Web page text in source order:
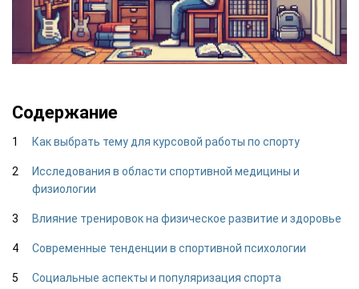
Содержание
Как выбрать тему для курсовой работы по спорту
Исследования в области спортивной медицины и
физиологии
Влияние тренировок на физическое развитие и здоровье
Современные тенденции в спортивной психологии
Социальные аспекты и популяризация спорта